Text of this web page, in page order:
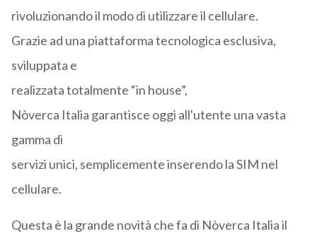
rivoluzionando il modo di utilizzare il cellulare.
Grazie ad una piattaforma tecnologica esclusiva,
sviluppata e
realizzata totalmente “in house”,
Nòverca Italia garantisce oggi all'utente una vasta
gamma di
servizi unici, semplicemente inserendo la SIM nel
cellulare.
Questa è la grande novità che fa di Nòverca Italia il